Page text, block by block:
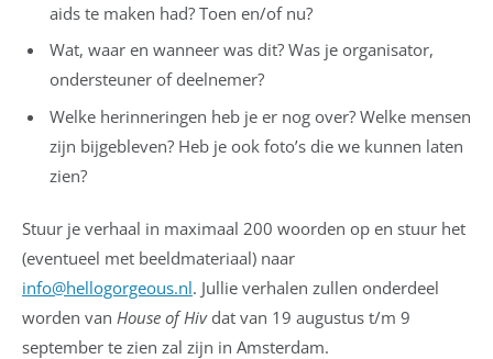
aids te maken had? Toen en/of nu?
Wat, waar en wanneer was dit? Was je organisator,
ondersteuner of deelnemer?
Welke herinneringen heb je er nog over? Welke mensen
zijn bijgebleven? Heb je ook foto’s die we kunnen laten
zien?
Stuur je verhaal in maximaal 200 woorden op en stuur het
(eventueel met beeldmateriaal) naar
info@hellogorgeous.nl. Jullie verhalen zullen onderdeel
worden van House of Hivdat van 19 augustus t/m 9
september te zien zal zijn in Amsterdam.